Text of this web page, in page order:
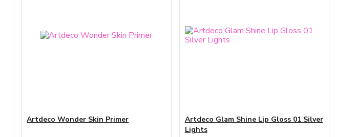
Artdeco Wonder Skin Primer
Artdeco Glam Shine Lip Gloss 01 Silver
Lights